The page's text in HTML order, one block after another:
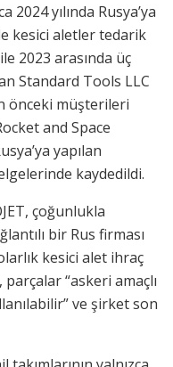
yılında Rusya’ya
kesici aletler tedarik
2023 arasında üç
Standard Tools LLC
önceki müşterileri
and Space
yapılan
kaydedildi.
çoğunlukla
bir Rus firması
kesici alet ihraç
parçalar “askeri amaçlı
ve şirket son